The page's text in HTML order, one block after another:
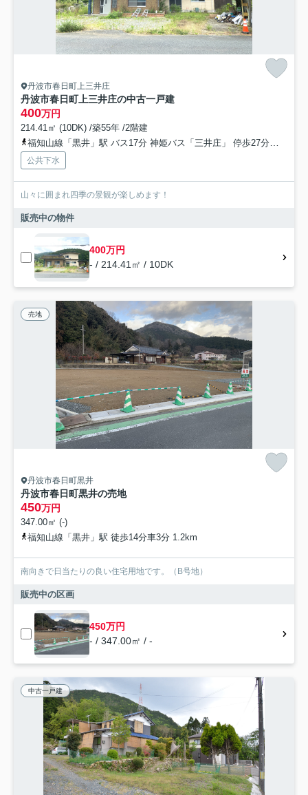
丹波市春日町上三井庄
丹波市春日町上三井庄の中古一戸建
400万円
214.41㎡ (10DK) /築55年 /2階建
福知山線「黒井」駅 バス17分 神姫バス「三井庄」 停歩27分車15分 10.3km
公共下水
山々に囲まれ四季の景観が楽しめます！
販売中の物件
400万円
- / 214.41㎡ / 10DK
売地
丹波市春日町黒井
丹波市春日町黒井の売地
450万円
347.00㎡ (-)
福知山線「黒井」駅 徒歩14分車3分 1.2km
南向きで日当たりの良い住宅用地です。（B号地）
販売中の区画
450万円
- / 347.00㎡ / -
中古一戸建